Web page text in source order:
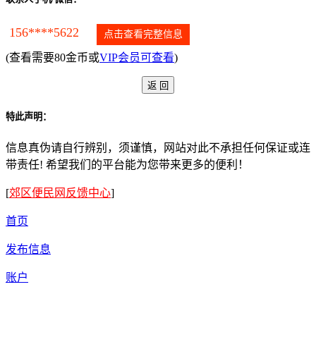
156****5622 点击查看完整信息
(查看需要80金币或VIP会员可查看)
特此声明：
信息真伪请自行辨别，须谨慎，网站对此不承担任何保证或连
带责任! 希望我们的平台能为您带来更多的便利！
[郊区便民网反馈中心]
首页
发布信息
账户